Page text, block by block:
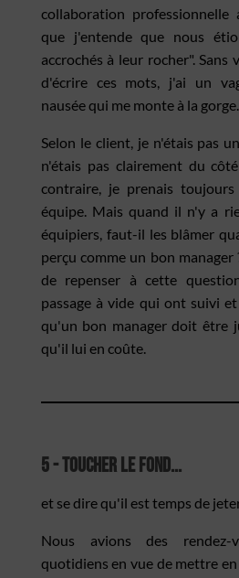
collaboration professionnelle
que j'entende que nous
accrochés à leur rocher". Sans
d'écrire ces mots, j'ai un
nausée qui me monte à la gorge.
Selon le client, je n'étais pas
n'étais pas clairement du
contraire, je prenais
équipe. Mais quand il n'y a
équipiers, faut-il les blâmer
perçu comme un bon manager
de repenser à cette
passage à vide qui ont suivi
qu'un bon manager doit être
qu'il lui en coûte.
5 - Toucher le fond...
et se dire qu'il est temps de
Nous avions des rendez-
quotidiens en vue de mettre